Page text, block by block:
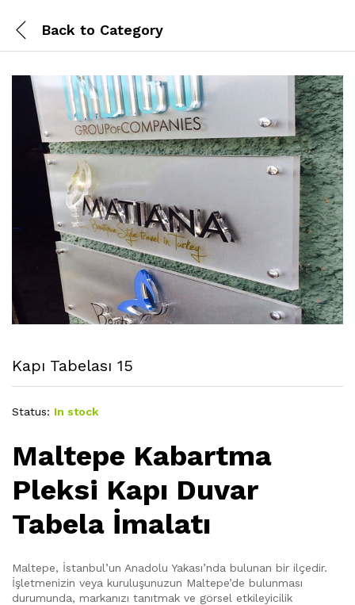
Back to Category
Kapı Tabelası 15
Status: In stock
Maltepe Kabartma
Pleksi Kapı Duvar
Tabela İmalatı
Maltepe, İstanbul’un Anadolu Yakası’nda bulunan bir ilçedir.
İşletmenizin veya kuruluşunuzun Maltepe’de bulunması
durumunda, markanızı tanıtmak ve görsel etkileyicilik